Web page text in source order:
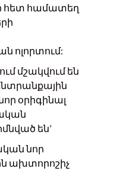
հետ համատեղ
ոլորտում:
մշակվում են
օրիգինալ
են’
նոր
ախտորոշիչ